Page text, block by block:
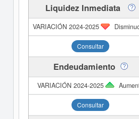
Liquidez Inmediata
Consultar
Endeudamiento
Consultar